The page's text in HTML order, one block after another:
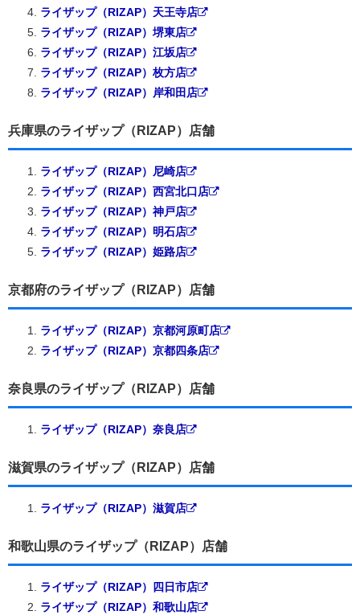
ライザップ（RIZAP）天王寺店
ライザップ（RIZAP）堺東店
ライザップ（RIZAP）江坂店
ライザップ（RIZAP）枚方店
ライザップ（RIZAP）岸和田店
兵庫県のライザップ（RIZAP）店舗
ライザップ（RIZAP）尼崎店
ライザップ（RIZAP）西宮北口店
ライザップ（RIZAP）神戸店
ライザップ（RIZAP）明石店
ライザップ（RIZAP）姫路店
京都府のライザップ（RIZAP）店舗
ライザップ（RIZAP）京都河原町店
ライザップ（RIZAP）京都四条店
奈良県のライザップ（RIZAP）店舗
ライザップ（RIZAP）奈良店
滋賀県のライザップ（RIZAP）店舗
ライザップ（RIZAP）滋賀店
和歌山県のライザップ（RIZAP）店舗
ライザップ（RIZAP）四日市店
ライザップ（RIZAP）和歌山店